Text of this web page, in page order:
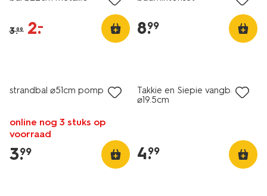
3.99 2.
– 8.
99
strandbal ⌀51cm pompons
online nog 3 stuks op
voorraad
3.
99
Takkie en Siepie vangbalset
⌀19.5cm
4.
99